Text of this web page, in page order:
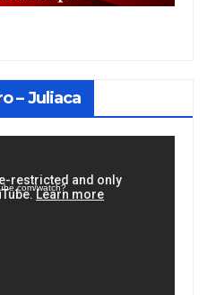
– Juliaca
watch?